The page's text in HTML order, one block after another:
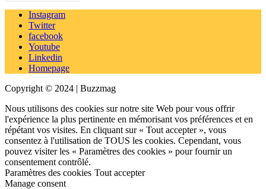
Instagram
Twitter
facebook
Youtube
Linkedin
Homepage
Copyright © 2024 | Buzzmag
Nous utilisons des cookies sur notre site Web pour vous offrir
l'expérience la plus pertinente en mémorisant vos préférences et en
répétant vos visites. En cliquant sur « Tout accepter », vous
consentez à l'utilisation de TOUS les cookies. Cependant, vous
pouvez visiter les « Paramètres des cookies » pour fournir un
consentement contrôlé.
Paramètres des cookies Tout accepter
Manage consent